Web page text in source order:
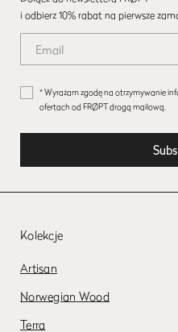
i odbierz 10% rabat na pierwsze
* Wyrażam zgodę na otrzymywanie
ofertach od FRØPT drogą mailową.
Kolekcje
Artisan
Norwegian Wood
Terra